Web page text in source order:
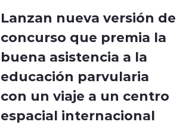
Lanzan nueva versión de
concurso que premia la
buena asistencia a la
educación parvularia
con un viaje a un centro
espacial internacional